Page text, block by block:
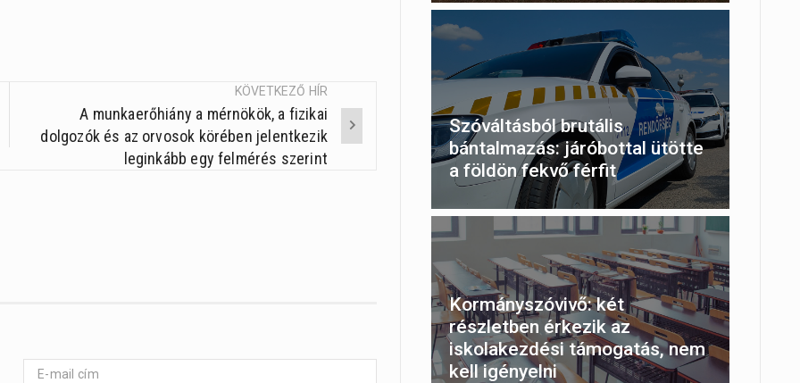
KÖVETKEZŐ HÍR
A munkaerőhiány a mérnökök, a fizikai
dolgozók és az orvosok körében jelentkezik
leginkább egy felmérés szerint
Szóváltásból brutális
bántalmazás: járóbottal ütötte
a földön fekvő férfit
Kormányszóvivő: két
részletben érkezik az
iskolakezdési támogatás, nem
kell igényelni